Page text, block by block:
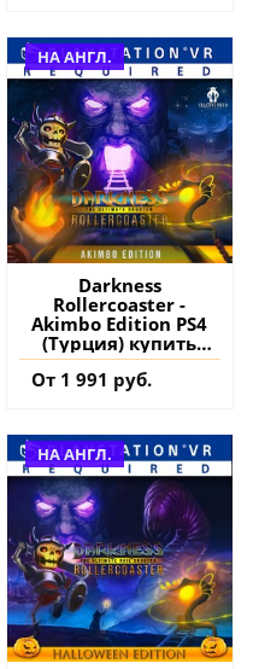
НА АНГЛ.
Darkness
Rollercoaster -
Akimbo Edition PS4
(Турция) купить
игру на аккаунт
От 1 991 руб.
НА АНГЛ.